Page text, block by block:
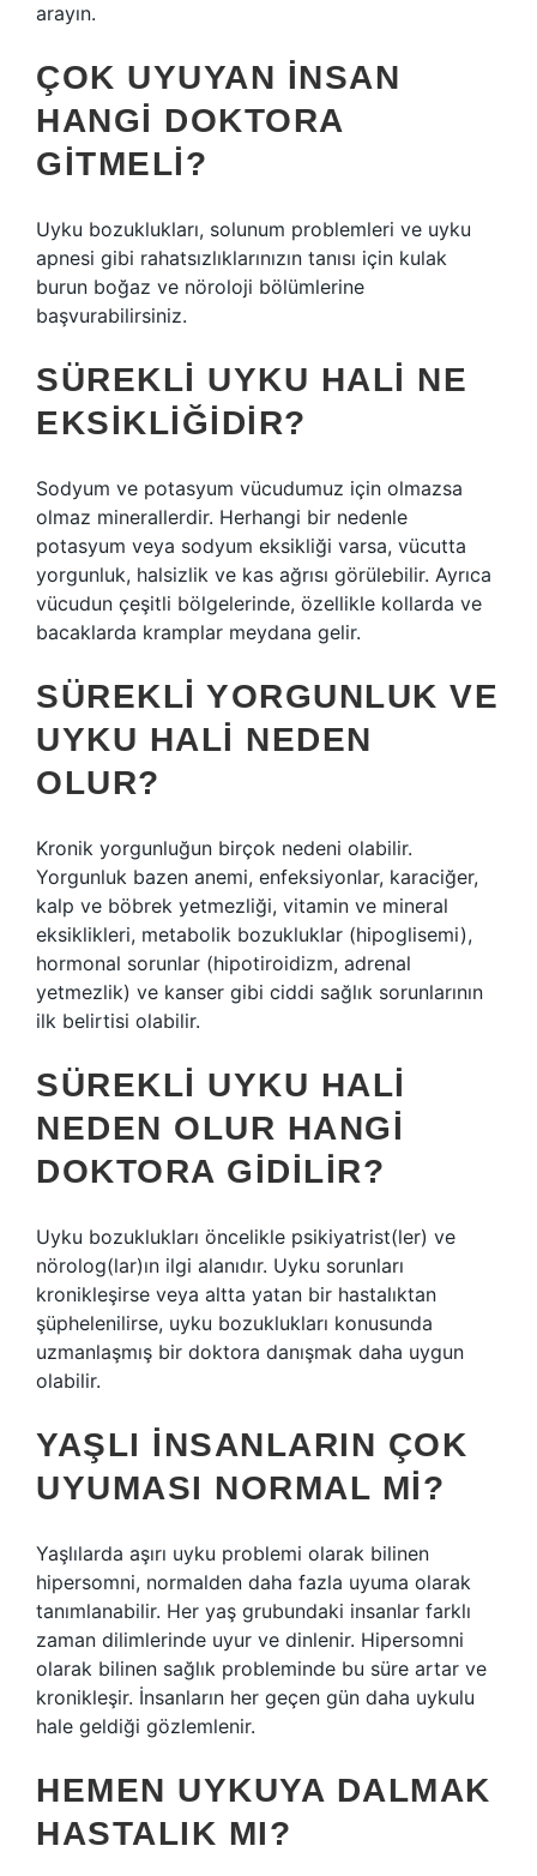
arayın.
ÇOK UYUYAN INSAN
HANGI DOKTORA
GITMELI?
Uyku bozuklukları, solunum problemleri ve uyku
apnesi gibi rahatsızlıklarınızın tanısı için kulak
burun boğaz ve nöroloji bölümlerine
başvurabilirsiniz.
SÜREKLI UYKU HALI NE
EKSIKLIĞIDIR?
Sodyum ve potasyum vücudumuz için olmazsa
olmaz minerallerdir. Herhangi bir nedenle
potasyum veya sodyum eksikliği varsa, vücutta
yorgunluk, halsizlik ve kas ağrısı görülebilir. Ayrıca
vücudun çeşitli bölgelerinde, özellikle kollarda ve
bacaklarda kramplar meydana gelir.
SÜREKLI YORGUNLUK VE
UYKU HALI NEDEN
OLUR?
Kronik yorgunluğun birçok nedeni olabilir.
Yorgunluk bazen anemi, enfeksiyonlar, karaciğer,
kalp ve böbrek yetmezliği, vitamin ve mineral
eksiklikleri, metabolik bozukluklar (hipoglisemi),
hormonal sorunlar (hipotiroidizm, adrenal
yetmezlik) ve kanser gibi ciddi sağlık sorunlarının
ilk belirtisi olabilir.
SÜREKLI UYKU HALI
NEDEN OLUR HANGI
DOKTORA GIDILIR?
Uyku bozuklukları öncelikle psikiyatrist(ler) ve
nörolog(lar)ın ilgi alanıdır. Uyku sorunları
kronikleşirse veya altta yatan bir hastalıktan
şüphelenilirse, uyku bozuklukları konusunda
uzmanlaşmış bir doktora danışmak daha uygun
olabilir.
YAŞLI INSANLARIN ÇOK
UYUMASI NORMAL MI?
Yaşlılarda aşırı uyku problemi olarak bilinen
hipersomni, normalden daha fazla uyuma olarak
tanımlanabilir. Her yaş grubundaki insanlar farklı
zaman dilimlerinde uyur ve dinlenir. Hipersomni
olarak bilinen sağlık probleminde bu süre artar ve
kronikleşir. İnsanların her geçen gün daha uykulu
hale geldiği gözlemlenir.
HEMEN UYKUYA DALMAK
HASTALIK MI?